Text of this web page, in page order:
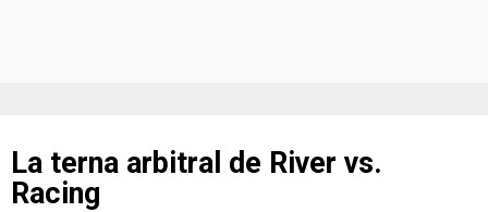
La terna arbitral de River vs.
Racing